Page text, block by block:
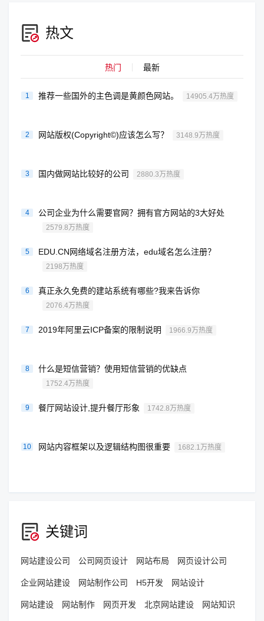
热文
热门 最新
1 推荐一些国外的主色调是黄颜色网站。 14905.4万热度
2 网站版权(Copyright©)应该怎么写？ 3148.9万热度
3 国内做网站比较好的公司 2880.3万热度
4 公司企业为什么需要官网？拥有官方网站的3大好处
2579.8万热度
5 EDU.CN网络域名注册方法，edu域名怎么注册？
2198万热度
6 真正永久免费的建站系统有哪些?我来告诉你
2076.4万热度
7 2019年阿里云ICP备案的限制说明 1966.9万热度
8 什么是短信营销？使用短信营销的优缺点
1752.4万热度
9 餐厅网站设计,提升餐厅形象 1742.8万热度
10 网站内容框架以及逻辑结构图很重要 1682.1万热度
关键词
网站建设公司 公司网页设计 网站布局 网页设计公司
企业网站建设 网站制作公司 H5开发 网站设计
网站建设 网站制作 网页开发 北京网站建设 网站知识